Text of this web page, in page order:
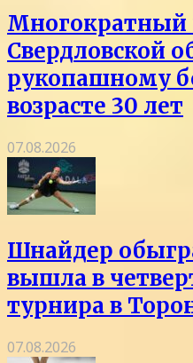
Многократный
Свердловской
рукопашному
возрасте 30 лет
07.08.2026
Шнайдер
вышла в
турнира в
07.08.2026